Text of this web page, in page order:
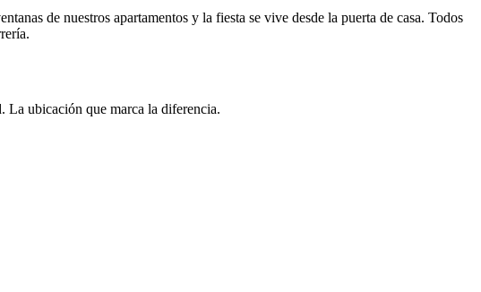
de nuestros apartamentos y la fiesta se vive desde la puerta de casa. Todos
La ubicación que marca la diferencia.